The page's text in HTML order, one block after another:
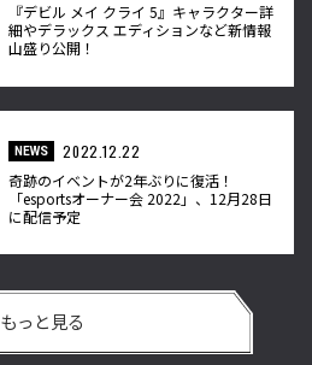
『デビル メイ クライ 5』キャラクター詳
細やデラックス エディションなど新情報
山盛り公開！
NEWS
2022.12.22
奇跡のイベントが2年ぶりに復活！
「esportsオーナー会 2022」、12月28日
に配信予定
もっと見る